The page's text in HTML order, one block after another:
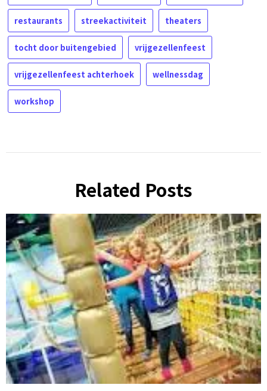
restaurants streekactiviteit theaters
tocht door buitengebied vrijgezellenfeest
vrijgezellenfeest achterhoek wellnessdag
workshop
Related Posts